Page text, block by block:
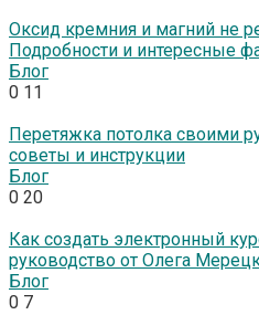
Оксид кремния и магний не
Подробности и интересные
Блог
0 11
Перетяжка потолка своими
советы и инструкции
Блог
0 20
Как создать электронный
руководство от Олега
Блог
0 7